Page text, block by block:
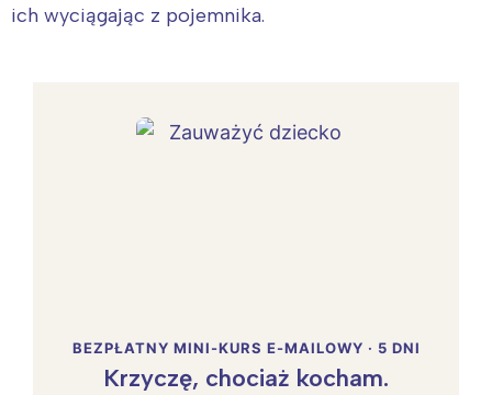
ich wyciągając z pojemnika.
BEZPŁATNY MINI-KURS E-MAILOWY · 5 DNI
Krzyczę, chociaż kocham.